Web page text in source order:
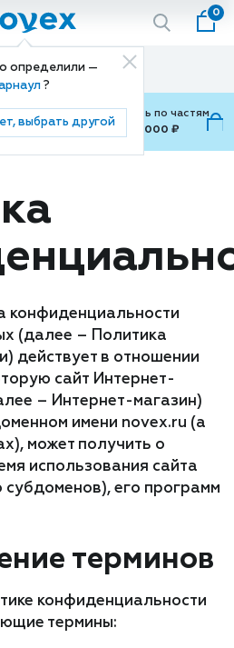
определили —
?
выбрать другой
0
Способ доставки
Доставка
Можно оплатить по частям
от 700 ₽ до 15,000 ₽
конфиденциальности
(далее – Политика
действует в отношении
сайт Интернет-
– Интернет-магазин)
имени novex.ru (а
может получить о
использования сайта
субдоменов), его программ
терминов
конфиденциальности
термины: